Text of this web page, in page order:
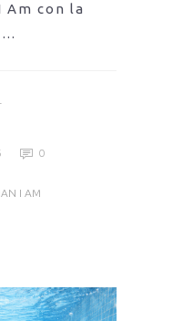
Am con la
0
I AM